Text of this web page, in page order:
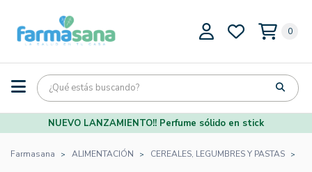
0
NUEVO LANZAMIENTO!! Perfume sólido en stick
Farmasana ALIMENTACIÓN CEREALES, LEGUMBRES Y PASTAS